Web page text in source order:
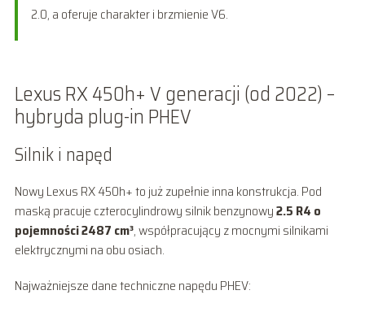
2.0, a oferuje charakter i brzmienie V6.
Lexus RX 450h+ V generacji (od 2022) –
hybryda plug-in PHEV
Silnik i napęd
Nowy Lexus RX 450h+ to już zupełnie inna konstrukcja. Pod
maską pracuje czterocylindrowy silnik benzynowy2.5 R4 o
pojemności 2487 cm³, współpracujący z mocnymi silnikami
elektrycznymi na obu osiach.
Najważniejsze dane techniczne napędu PHEV: